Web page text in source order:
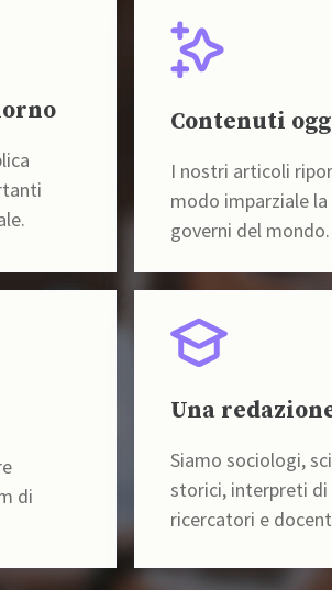
Contenuti
I nostri articoli
modo imparziale
governi del mondo.
di
Una
Siamo sociologi,
storici, interpreti di
ricercatori e